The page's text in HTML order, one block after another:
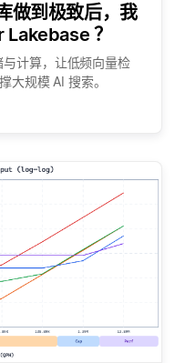
做到极致后，我
？
计算，让低频向量检
大规模 AI 搜索。